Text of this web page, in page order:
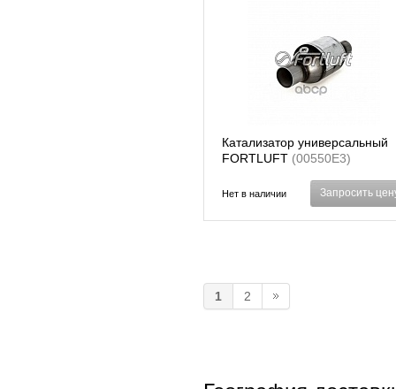
Катализатор универсальный
FORTLUFT (00550E3)
Нет в наличии Запросить
1 2